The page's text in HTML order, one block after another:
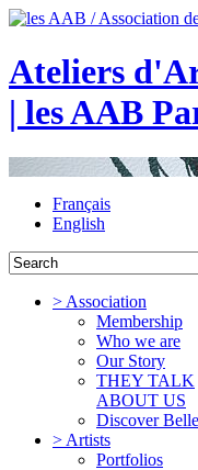
Ateliers
| les AAB
Français
English
> Association
Membership
Who we are
Our Story
THEY TALK
ABOUT US
Discover
> Artists
Portfolios